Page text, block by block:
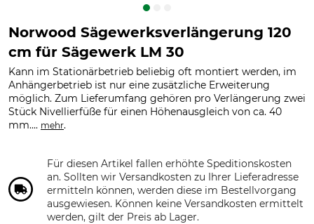
Norwood Sägewerksverlängerung 120
cm für Sägewerk LM 30
Kann im Stationärbetrieb beliebig oft montiert werden, im
Anhängerbetrieb ist nur eine zusätzliche Erweiterung
möglich. Zum Lieferumfang gehören pro Verlängerung zwei
Stück Nivellierfüße für einen Höhenausgleich von ca. 40
mm.... mehr.
Für diesen Artikel fallen erhöhte Speditionskosten
an. Sollten wir Versandkosten zu Ihrer Lieferadresse
ermitteln können, werden diese im Bestellvorgang
ausgewiesen. Können keine Versandkosten ermittelt
werden, gilt der Preis ab Lager.